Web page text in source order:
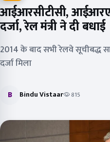
आईआरसीटीसी,
दर्जा, रेल मंत्री ने दी बधाई
2014 के बाद सभी रेलवे सूचीबद्ध
दर्जा मिला
B Bindu Vistaar 815